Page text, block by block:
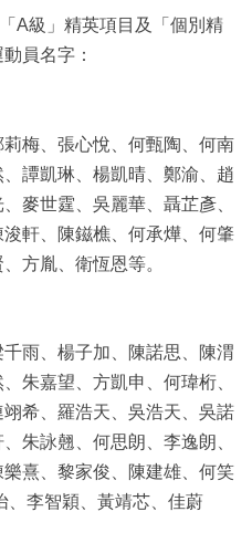
A級」精英項目及「個別精
員名字：
梅、張心悅、何甄陶、何南
譚凱琳、楊凱晴、鄭渝、趙
麥世霆、吳麗華、聶芷彥、
軒、陳鎡樵、何承燁、何肇
方胤、衛恆恩等。
雨、楊子加、陳諾思、陳渭
朱嘉望、方凱申、何瑋桁、
希、羅浩天、吳浩天、吳諾
朱詠翹、何思朗、李逸朗、
熹、黎家俊、陳建雄、何笑
、李智穎、黃靖芯、佳蔚